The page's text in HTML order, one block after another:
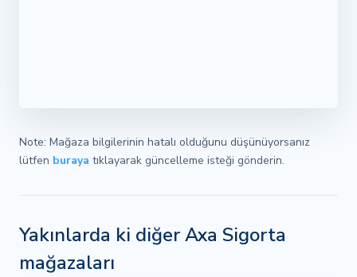
Note: Mağaza bilgilerinin hatalı olduğunu düşünüyorsanız
lütfen buraya tıklayarak güncelleme isteği gönderin.
Yakınlarda ki diğer Axa Sigorta
mağazaları